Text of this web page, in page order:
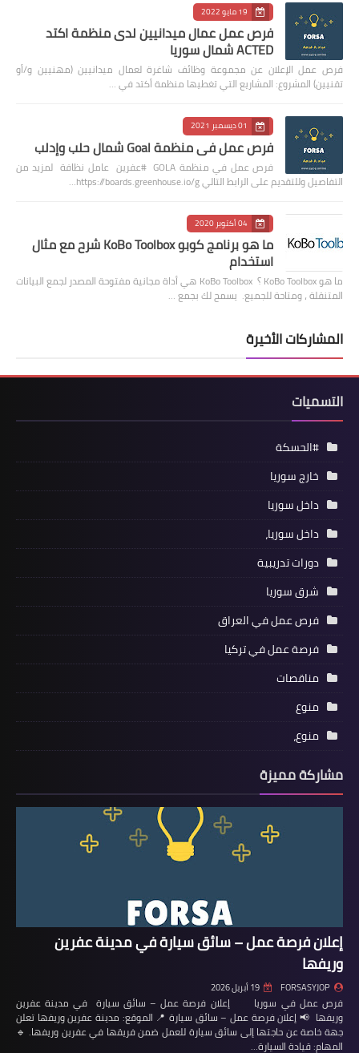
19 مايو 2022
فرص عمل عمال ميدانيين لدى منظمة اكتد
ACTED شمال سوريا
فرص عمل الإعلان عن مجموعة وظائف شاغرة لعمال ميدانيين (مهنيين و/أو
تقنيين) المشروع: المشاريع التي تغطيها منظمة أكتد في …
01 ديسمبر 2021
فرص عمل في منظمة Goal شمال حلب وإدلب
فرص عمل في منظمة GOLA #عفرين عامل نظافة لمزيد من
التفاصيل وللتقديم على الرابط التالي https://boards.greenhouse.io/g…
04 أكتوبر 2020
ما هو برنامج كوبو KoBo Toolbox شرح مع مثال
استخدام
ما هو KoBo Toolbox ؟ KoBo Toolbox هي أداة مجانية مفتوحة المصدر لجمع البيانات
المتنقلة ، ومتاحة للجميع. يسمح لك بجمع …
المشاركات الأخيرة
التسميات
#الحسكة
خارج سوريا
داخل سوريا
داخل سوريا،
دورات تدريبية
شرق سوريا
فرص عمل في العراق
فرصة عمل في تركيا
مناقصات
منوع
منوع،
مشاركة مميزة
إعلان فرصة عمل – سائق سيارة في مدينة عفرين
وريفها
FORSASYJOP 19 أبريل 2026
فرص عمل في سوريا إعلان فرصة عمل – سائق سيارة في مدينة عفرين
وريفها 📢 إعلان فرصة عمل – سائق سيارة 📍 الموقع: مدينة عفرين وريفها تعلن
جهة خاصة عن حاجتها إلى سائق سيارة للعمل ضمن فريقها في عفرين وريفها. 🔹
المهام: قيادة السيارة…